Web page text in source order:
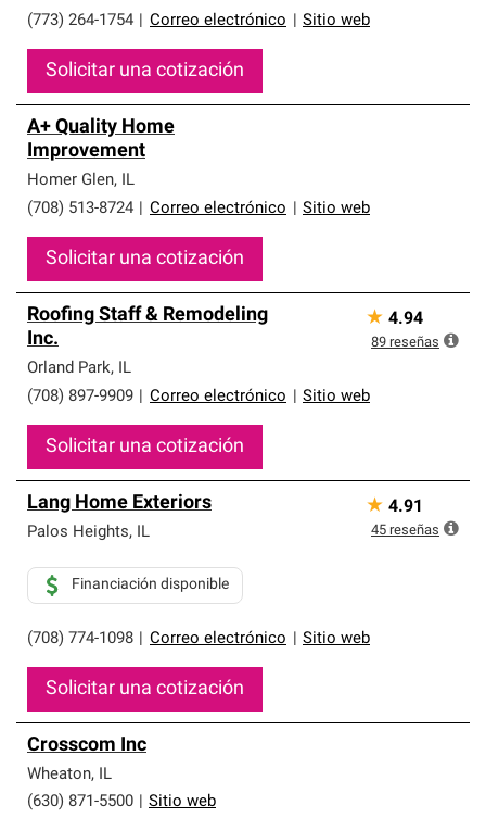
(773) 264-1754 Correo electrónico Sitio web
Solicitar una cotización
A+ Quality Home
Improvement
Homer Glen, IL
(708) 513-8724
Correo electrónico Sitio web
Solicitar una cotización
Roofing Staff & Remodeling
Inc.
Orland Park, IL
(708) 897-9909
Correo electrónico Sitio web
Solicitar una cotización
★ 4.94
89 reseñas
Lang Home Exteriors
Palos Heights, IL
(708) 774-1098 Correo electrónico Sitio web
Financiación disponible
Solicitar una cotización
★ 4.91
45 reseñas
Crosscom Inc
Wheaton, IL
(630) 871-5500
Sitio web